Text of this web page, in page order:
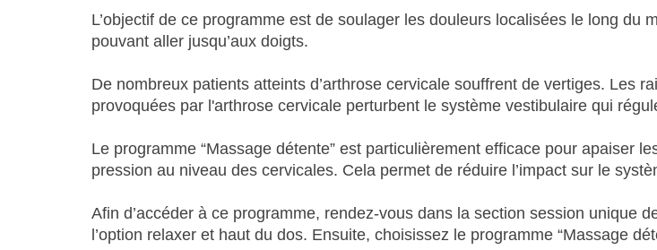
L’objectif de ce programme est de soulager les douleurs localisées le long du
pouvant aller jusqu’aux doigts.
De nombreux patients atteints d’arthrose cervicale souffrent de vertiges. Les
provoquées par l'arthrose cervicale perturbent le système vestibulaire qui
Le programme “Massage détente” est particulièrement efficace pour apaiser
pression au niveau des cervicales. Cela permet de réduire l’impact sur le
Afin d’accéder à ce programme, rendez-vous dans la section session unique
l’option relaxer et haut du dos. Ensuite, choisissez le programme “Massage